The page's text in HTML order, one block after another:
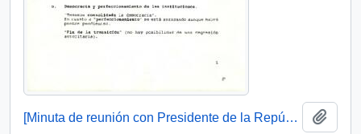
[Minuta de reunión con Presidente de la República con, ministros, subsecretarios, jefes de servicio e intendentes]